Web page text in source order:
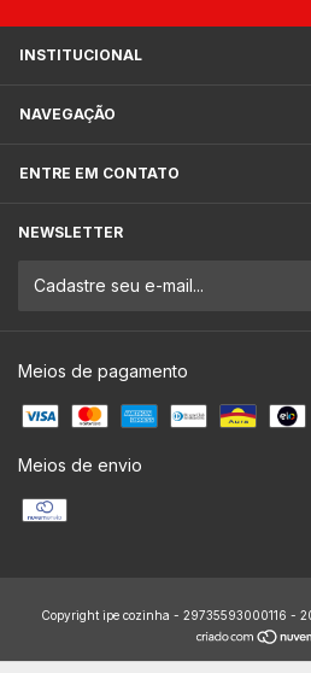
INSTITUCIONAL
NAVEGAÇÃO
ENTRE EM CONTATO
NEWSLETTER
Meios de pagamento
Meios de envio
Copyright ipe cozinha - 29735593000116 -